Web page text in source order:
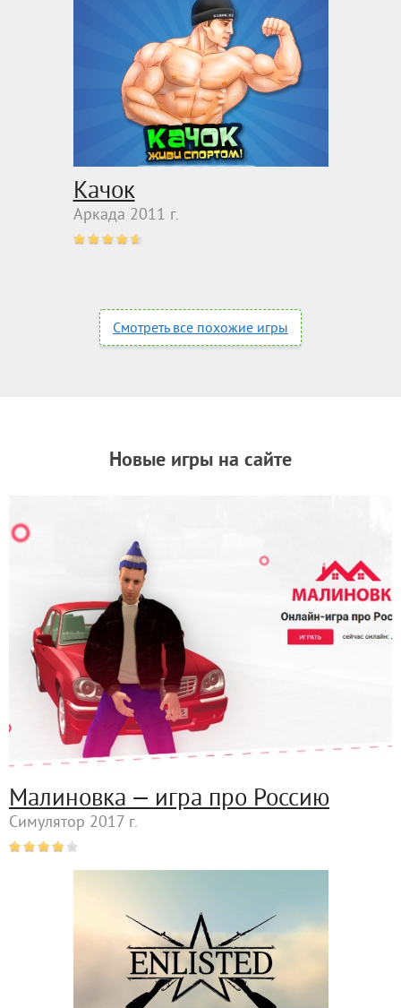
Качок
Аркада 2011 г.
Смотреть все похожие игры
Новые игры на сайте
Малиновка — игра про Россию
Симулятор 2017 г.